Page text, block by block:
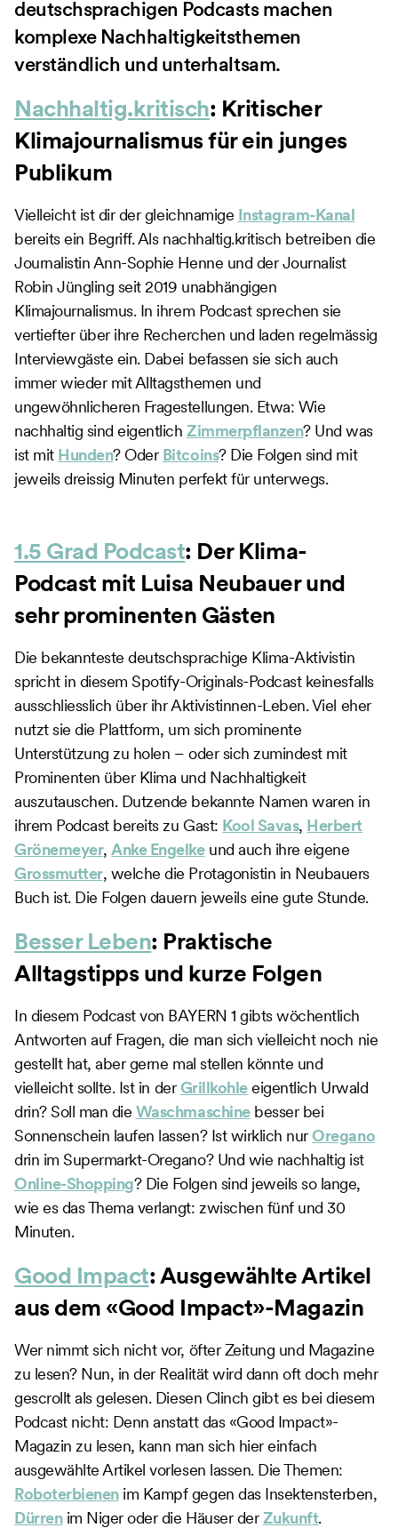
deutschsprachigen Podcasts machen
komplexe Nachhaltigkeitsthemen
verständlich und unterhaltsam.
Nachhaltig.kritisch: Kritischer
Klimajournalismus für ein junges
Publikum
Vielleicht ist dir der gleichnamige Instagram-Kanal
bereits ein Begriff. Als nachhaltig.kritisch betreiben die
Journalistin Ann-Sophie Henne und der Journalist
Robin Jüngling seit 2019 unabhängigen
Klimajournalismus. In ihrem Podcast sprechen sie
vertiefter über ihre Recherchen und laden regelmässig
Interviewgäste ein. Dabei befassen sie sich auch
immer wieder mit Alltagsthemen und
ungewöhnlicheren Fragestellungen. Etwa: Wie
nachhaltig sind eigentlichZimmerpflanzen? Und was
ist mit Hunden? Oder Bitcoins? Die Folgen sind mit
jeweils dreissig Minuten perfekt für unterwegs.
1.5 Grad Podcast: Der Klima-
Podcast mit Luisa Neubauer und
sehr prominenten Gästen
Die bekannteste deutschsprachige Klima-Aktivistin
spricht in diesem Spotify-Originals-Podcast keinesfalls
ausschliesslich über ihr Aktivistinnen-Leben. Viel eher
nutzt sie die Plattform, um sich prominente
Unterstützung zu holen – oder sich zumindest mit
Prominenten über Klima und Nachhaltigkeit
auszutauschen. Dutzende bekannte Namen waren in
ihrem Podcast bereits zu Gast: Kool Savas, Herbert
Grönemeyer,Anke Engelkeund auch ihre eigene
Grossmutter, welche die Protagonistin in Neubauers
Buch ist. Die Folgen dauern jeweils eine gute Stunde.
Besser Leben: Praktische
Alltagstipps und kurze Folgen
In diesem Podcast von BAYERN 1 gibts wöchentlich
Antworten auf Fragen, die man sich vielleicht noch nie
gestellt hat, aber gerne mal stellen könnte und
vielleicht sollte. Ist in derGrillkohleeigentlich Urwald
drin? Soll man die Waschmaschinebesser bei
Sonnenschein laufen lassen? Ist wirklich nurOregano
drin im Supermarkt-Oregano? Und wie nachhaltig ist
Online-Shopping? Die Folgen sind jeweils so lange,
wie es das Thema verlangt: zwischen fünf und 30
Minuten.
Good Impact: Ausgewählte Artikel
aus dem «Good Impact»-Magazin
Wer nimmt sich nicht vor, öfter Zeitung und Magazine
zu lesen? Nun, in der Realität wird dann oft doch mehr
gescrollt als gelesen. Diesen Clinch gibt es bei diesem
Podcast nicht: Denn anstatt das «Good Impact»-
Magazin zu lesen, kann man sich hier einfach
ausgewählte Artikel vorlesen lassen. Die Themen:
Roboterbienenim Kampf gegen das Insektensterben,
Dürrenim Niger oder die Häuser derZukunft.